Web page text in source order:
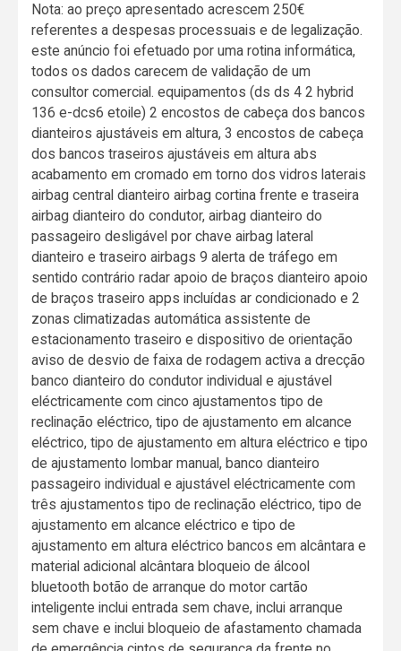
Nota: ao preço apresentado acrescem 250€
referentes a despesas processuais e de legalização.
este anúncio foi efetuado por uma rotina informática,
todos os dados carecem de validação de um
consultor comercial. equipamentos (ds ds 4 2 hybrid
136 e-dcs6 etoile) 2 encostos de cabeça dos bancos
dianteiros ajustáveis em altura, 3 encostos de cabeça
dos bancos traseiros ajustáveis em altura abs
acabamento em cromado em torno dos vidros laterais
airbag central dianteiro airbag cortina frente e traseira
airbag dianteiro do condutor, airbag dianteiro do
passageiro desligável por chave airbag lateral
dianteiro e traseiro airbags 9 alerta de tráfego em
sentido contrário radar apoio de braços dianteiro apoio
de braços traseiro apps incluídas ar condicionado e 2
zonas climatizadas automática assistente de
estacionamento traseiro e dispositivo de orientação
aviso de desvio de faixa de rodagem activa a drecção
banco dianteiro do condutor individual e ajustável
eléctricamente com cinco ajustamentos tipo de
reclinação eléctrico, tipo de ajustamento em alcance
eléctrico, tipo de ajustamento em altura eléctrico e tipo
de ajustamento lombar manual, banco dianteiro
passageiro individual e ajustável eléctricamente com
três ajustamentos tipo de reclinação eléctrico, tipo de
ajustamento em alcance eléctrico e tipo de
ajustamento em altura eléctrico bancos em alcântara e
material adicional alcântara bloqueio de álcool
bluetooth botão de arranque do motor cartão
inteligente inclui entrada sem chave, inclui arranque
sem chave e inclui bloqueio de afastamento chamada